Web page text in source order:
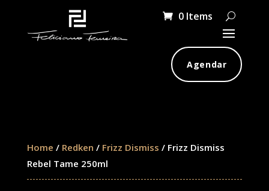
0 Items
Agendar
Home / Redken / Frizz Dismiss / Frizz Dismiss
Rebel Tame 250ml